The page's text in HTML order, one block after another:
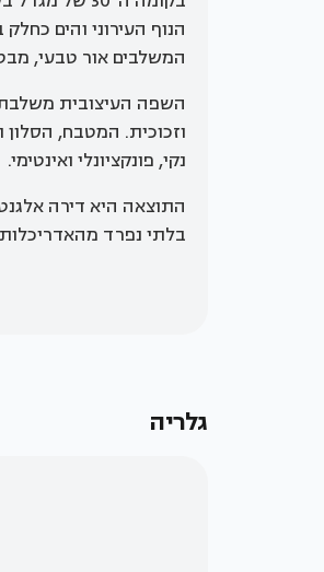
הנוף העירוני והים
המשלבים אור טבעי,
השפה העיצובית משלבת
וזכוכית. המטבח,
נקי, פונקציונלי ואינטימי.
התוצאה היא דירה
בלתי נפרד
גלריה
בנית